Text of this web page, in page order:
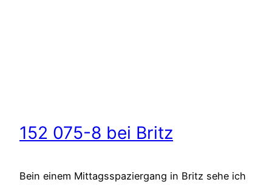
152 075-8 bei Britz
Bein einem Mittagsspaziergang in Britz sehe ich